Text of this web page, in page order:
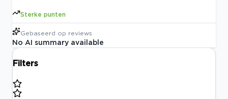
Sterke punten
Gebaseerd op reviews
No AI summary available
Filters